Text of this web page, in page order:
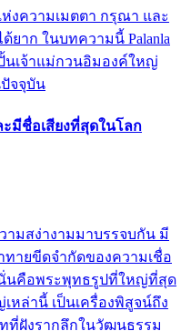
งความเมตตา กรุณา และ
ยาก ในบทความนี้ Palanla
นเจ้าแม่กวนอิมองค์ใหญ่
จจุบัน
มีชื่อเสียงที่สุดในโลก
มสง่างามมาบรรจบกัน มี
ายขีดจำกัดของความเชื่อ
นคือพระพุทธรูปที่ใหญ่ที่สุด
หล่านี้ เป็นเครื่องพิสูจน์ถึง
ที่ฝังรากลึกในวัฒนธรรม